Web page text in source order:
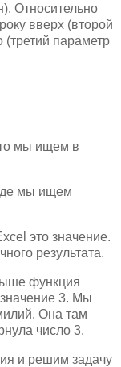
Относительно
вверх (второй
(третий параметр
мы ищем в
мы ищем
это значение.
результата.
функция
3. Мы
Она там
число 3.
и решим задачу